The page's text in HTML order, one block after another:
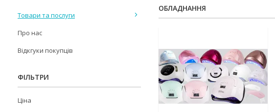
ОБЛАДНАННЯ
Товари та послуги
Про нас
Відкгуки покупців
ФІЛЬТРИ
Ціна